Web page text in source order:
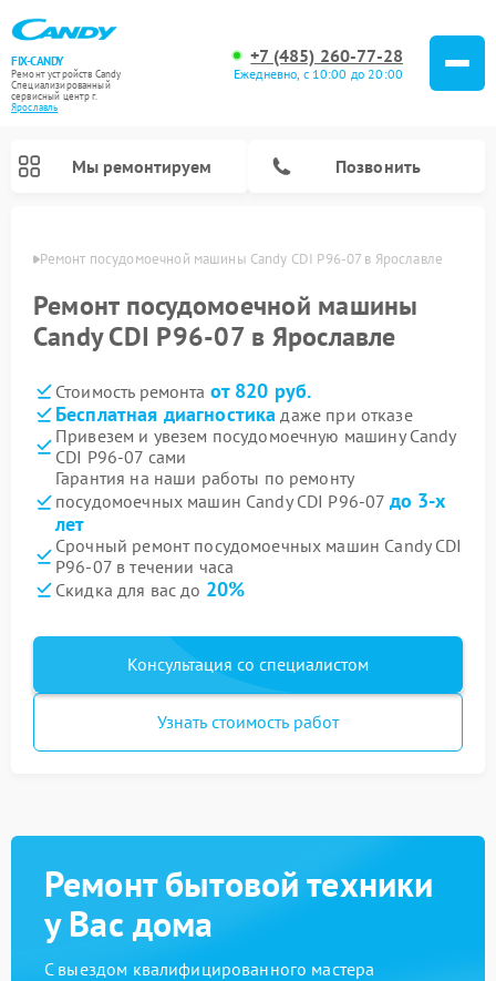
FIX-CANDY
Ремонт устройств Candy
Специализированный
cервисный центр г.
Ярославль
+7 (485) 260-77-28
Ежедневно, с 10:00 до 20:00
Мы ремонтируем Позвонить
Ремонт посудомоечной машины Candy CDI P96-07 в Ярославле
Ремонт посудомоечной машины
Candy CDI P96-07 в Ярославле
Стоимость ремонта от 820 руб.
Бесплатная диагностика даже при отказе
Привезем и увезем посудомоечную машину Candy
CDI P96-07 сами
Гарантия на наши работы по ремонту
посудомоечных машин Candy CDI P96-07 до 3-х
лет
Срочный ремонт посудомоечных машин Candy CDI
P96-07 в течении часа
Скидка для вас до 20%
Консультация со специалистом
Узнать стоимость работ
Ремонт бытовой техники
у Вас дома
С выездом квалифицированного мастера